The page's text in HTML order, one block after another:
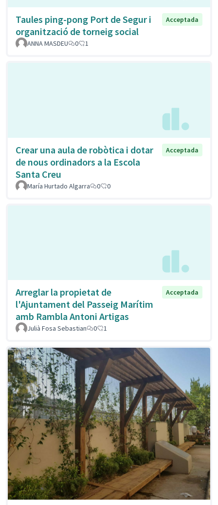
Taules ping-pong Port de Segur i
organització de torneig social
Acceptada
ANNA MASDEU 0 1
Crear una aula de robòtica i dotar
de nous ordinadors a la Escola
Santa Creu
Acceptada
María Hurtado Algarra 0 0
Arreglar la propietat de
l'Ajuntament del Passeig Marítim
amb Rambla Antoni Artigas
Acceptada
Julià Fosa Sebastian 0 1